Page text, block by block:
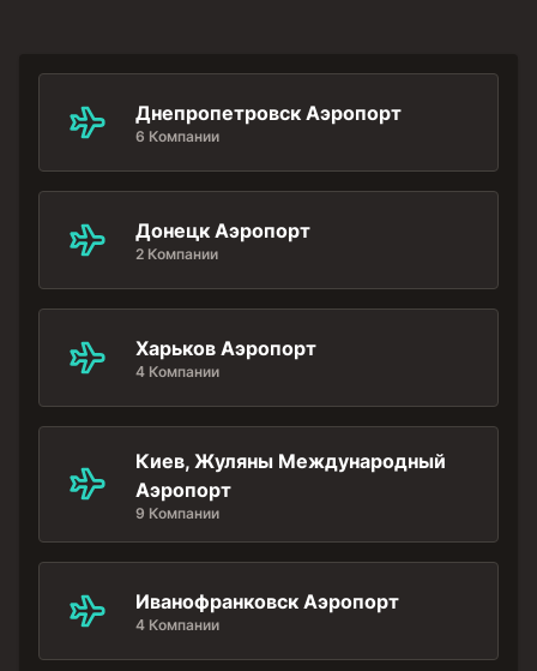
Днепропетровск Аэропорт
6 Компании
Донецк Аэропорт
2 Компании
Харьков Аэропорт
4 Компании
Киев, Жуляны Международный
Аэропорт
9 Компании
Иванофранковск Аэропорт
4 Компании